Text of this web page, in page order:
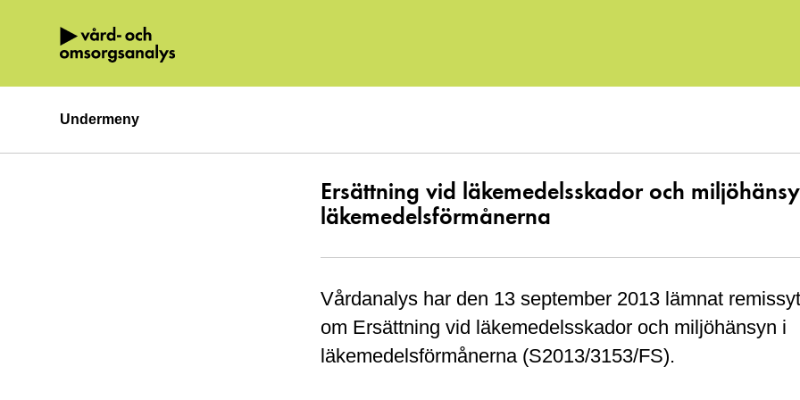
Hoppa direkt till innehållet.
Undermeny
Ersättning vid läkemedelsskador och
läkemedelsförmånerna
Vårdanalys har den 13 september 2013 lämnat
om Ersättning vid läkemedelsskador och miljöhänsyn i
läkemedelsförmånerna (S2013/3153/FS).